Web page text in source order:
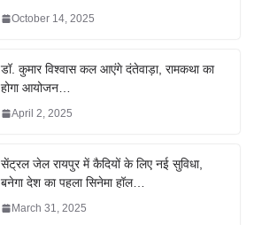
October 14, 2025
डॉ. कुमार विश्वास कल आएंगे दंतेवाड़ा, रामकथा का
होगा आयोजन…
April 2, 2025
सेंट्रल जेल रायपुर में कैदियों के लिए नई सुविधा,
बनेगा देश का पहला सिनेमा हॉल…
March 31, 2025